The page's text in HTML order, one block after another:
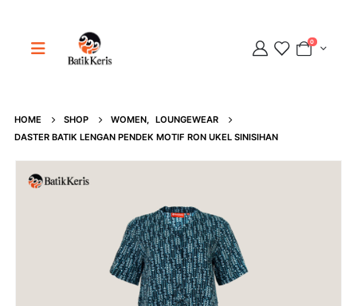
0
HOME SHOP WOMEN, LOUNGEWEAR
DASTER BATIK LENGAN PENDEK MOTIF RON UKEL SINISIHAN
Adipati
Online